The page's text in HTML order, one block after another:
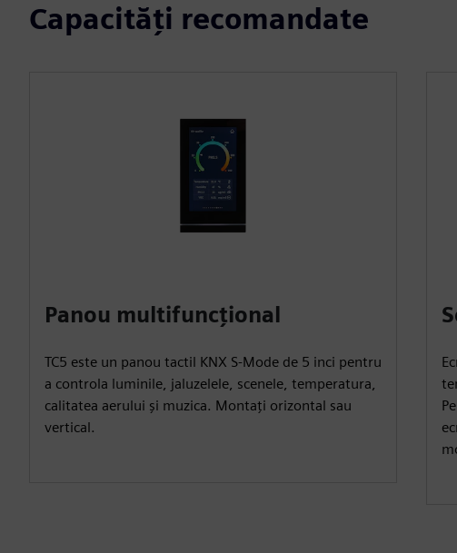
Capacități recomandate
Panou multifuncțional
TC5 este un panou tactil KNX S-Mode de 5 inci pentru
a controla luminile, jaluzelele, scenele, temperatura,
calitatea aerului și muzica. Montați orizontal sau
vertical.